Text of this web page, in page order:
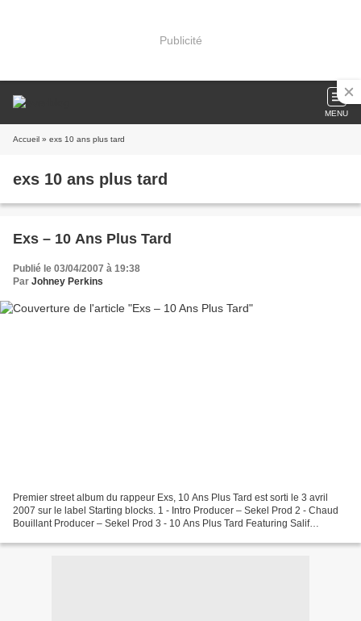
Publicité
MENU
Accueil » exs 10 ans plus tard
exs 10 ans plus tard
Exs – 10 Ans Plus Tard
Publié le 03/04/2007 à 19:38
Par Johney Perkins
Premier street album du rappeur Exs, 10 Ans Plus Tard est sorti le 3 avril
2007 sur le label Starting blocks. 1 - Intro Producer – Sekel Prod 2 - Chaud
Bouillant Producer – Sekel Prod 3 - 10 Ans Plus Tard Featuring Salif